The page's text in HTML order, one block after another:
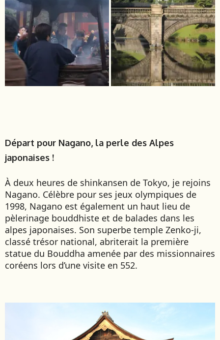
Départ pour Nagano, la perle des Alpes
japonaises !
À deux heures de shinkansen de Tokyo, je rejoins
Nagano. Célèbre pour ses jeux olympiques de
1998, Nagano est également un haut lieu de
pèlerinage bouddhiste et de balades dans les
alpes japonaises. Son superbe temple Zenko-ji,
classé trésor national, abriterait la première
statue du Bouddha amenée par des missionnaires
coréens lors d’une visite en 552.